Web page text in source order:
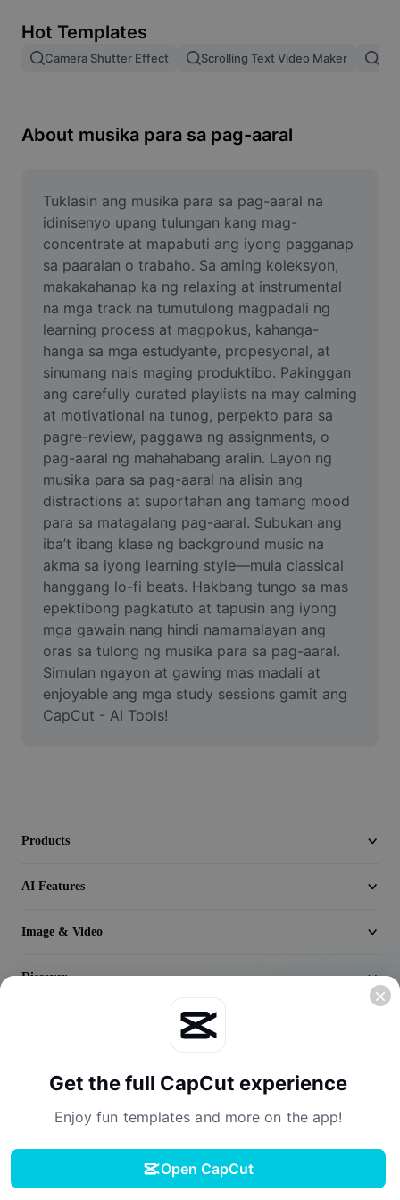
Image merge
Resize Image
Meme Generator
AI Text Remover
AI People Remover
AI Inpainting
Face Cutout
Video
Remove video BG
Enhance quality
Video Editor
Trim Video
Add Subtitles To Video
Video Converter
Hot Templates
Camera Shutter Effect Scrolling Text Video Maker
About musika para sa pag-aaral
Tuklasin ang musika para sa pag-aaral na
idinisenyo upang tulungan kang mag-
concentrate at mapabuti ang iyong pagganap
sa paaralan o trabaho. Sa aming koleksyon,
makakahanap ka ng relaxing at instrumental
na mga track na tumutulong magpadali ng
learning process at magpokus, kahanga-
hanga sa mga estudyante, propesyonal, at
sinumang nais maging produktibo. Pakinggan
ang carefully curated playlists na may calming
at motivational na tunog, perpekto para sa
pagre-review, paggawa ng assignments, o
pag-aaral ng mahahabang aralin. Layon ng
musika para sa pag-aaral na alisin ang
distractions at suportahan ang tamang mood
para sa matagalang pag-aaral. Subukan ang
iba’t ibang klase ng background music na
akma sa iyong learning style—mula classical
hanggang lo-fi beats. Hakbang tungo sa mas
epektibong pagkatuto at tapusin ang iyong
mga gawain nang hindi namamalayan ang
oras sa tulong ng musika para sa pag-aaral.
Simulan ngayon at gawing mas madali at
enjoyable ang mga study sessions gamit ang
CapCut - AI Tools!
Products
AI Features
Image & Video
Discover
Privacy Policy Cookies Policy
Creator Terms of Service
Digital Services Act Community Guidelines
Get the full CapCut experience
Enjoy fun templates and more on the app!
Open CapCut